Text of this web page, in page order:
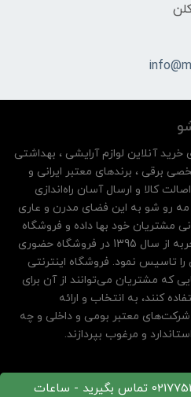
سوالی داشتید با 02177535498 تماس بگیرید - ساعات
خرید آنلاین لوازم آرایشی ، بهداشتی
برقی ، برندهای معتبر ایرانی و
کالا و ارسال آسان راه‌اندازی
رو شو به این فضای مدرن و عاری
مشتریان خود بها داده و فروشگاه
اینترنتی خود را بر پایه سال‌ها تجربه از سال 1395 در فروشگاه حضوری
تاسیس نمود. فروشگاه اینترنتی
که مشتریان می‌توانند از آن‌ برای
کنند، به انتخاب و ارائه
معتبر بومی و داخلی و چه
و مرغوب بپردازند.